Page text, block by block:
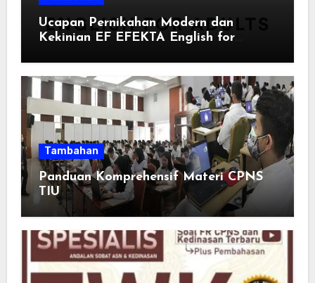
Ucapan Pernikahan Modern dan
Kekinian EF EFEKTA English for
Momen Spesial Semakin Berarti
Tambahan
Panduan Komprehensif Materi CPNS
TIU